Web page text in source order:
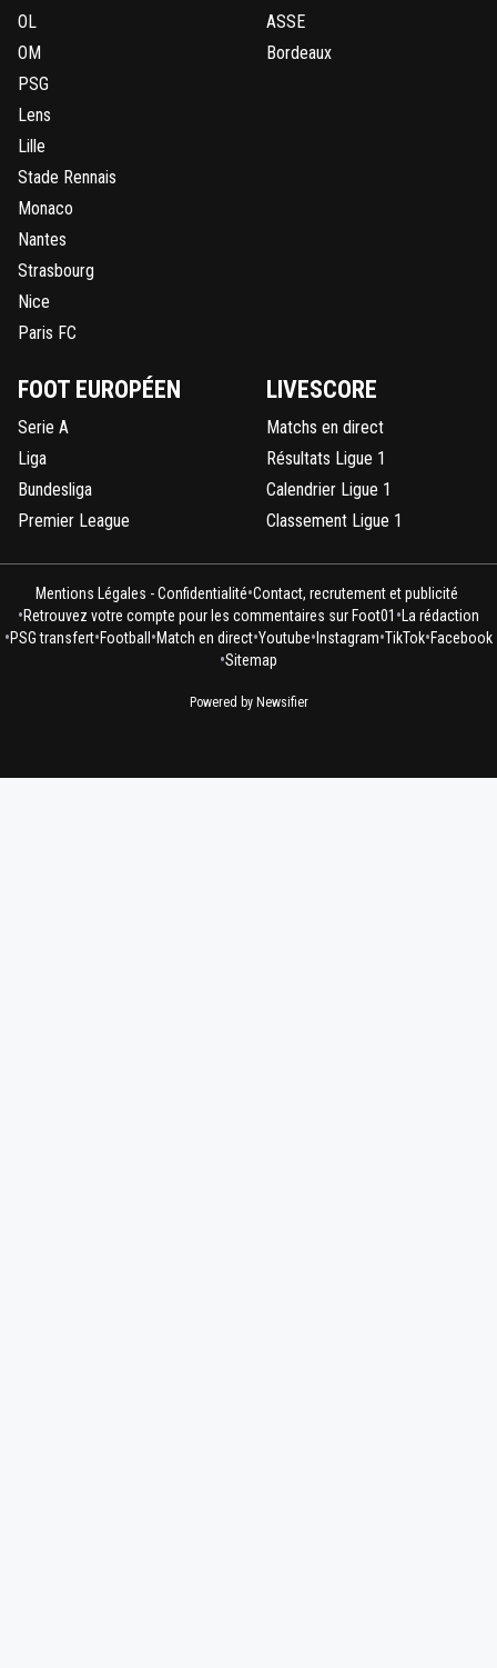
OL
OM
PSG
Lens
Lille
Stade Rennais
Monaco
Nantes
Strasbourg
Nice
Paris FC
ASSE
Bordeaux
FOOT EUROPÉEN
Serie A
Liga
Bundesliga
Premier League
LIVESCORE
Matchs en direct
Résultats Ligue 1
Calendrier Ligue 1
Classement Ligue 1
Mentions Légales - Confidentialité•Contact, recrutement et publicité
•Retrouvez votre compte pour les commentaires sur Foot01 • La rédaction
•PSG transfert•Football •Match en direct•Youtube• Instagram•TikTok•Facebook
•Sitemap
Powered by Newsifier